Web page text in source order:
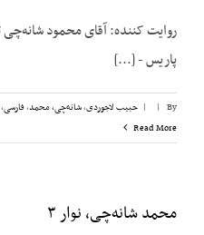
پاریس - [...]
By
|
| حبیب لاجوردی,شانه‌چی، محمد,فارسی,
Read More
محمد شانه‌چی، نوار ۳